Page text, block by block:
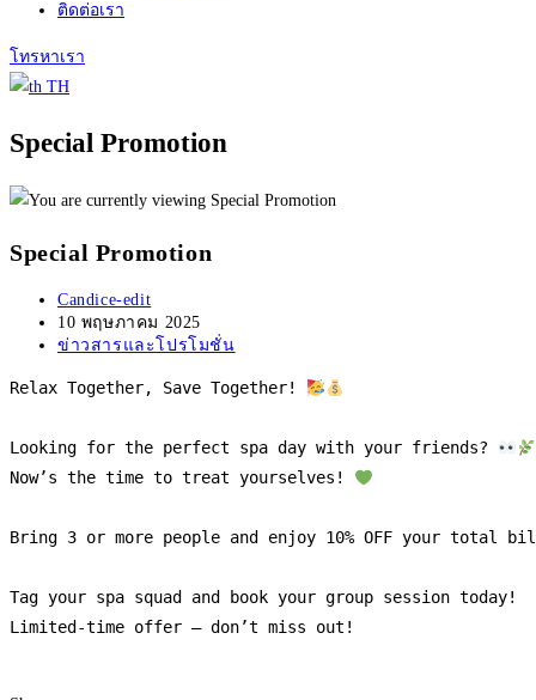
ติดต่อเรา
โทรหาเรา
TH
Special Promotion
Special Promotion
Post
author:
Candice-edit
Post
published:
10 พฤษภาคม 2025
Post
ข่าวสารและโปรโมชั่น
Relax Together, Save Together!
Looking for the perfect spa day with your friends?
Now’s the time to treat yourselves!
Bring 3 or more people and enjoy 10% OFF your total
Tag your spa squad and book your group session today!